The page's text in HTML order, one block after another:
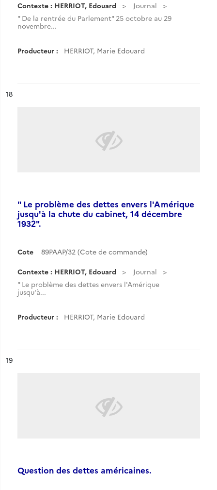
Contexte : HERRIOT, Edouard
Journal
" De la rentrée du Parlement" 25 octobre au 29
novembre...
Producteur : HERRIOT, Marie Edouard
n°
18
" Le problème des dettes envers l'Amérique
jusqu'à la chute du cabinet, 14 décembre
1932".
Cote 89PAAP/32 (Cote de commande)
Contexte : HERRIOT, Edouard
Journal
" Le problème des dettes envers l'Amérique
jusqu'à...
Producteur : HERRIOT, Marie Edouard
n°
19
Question des dettes américaines.